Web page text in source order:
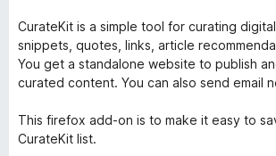
CurateKit is a simple tool for curating
snippets, quotes, links, article
You get a standalone website to publish
curated content. You can also send email
This firefox add-on is to make it easy to
CurateKit list.